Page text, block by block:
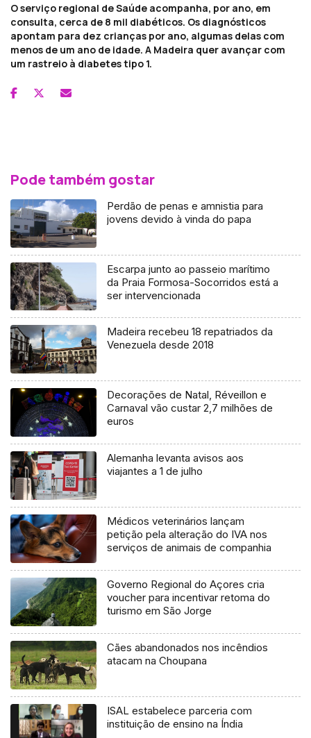
O serviço regional de Saúde acompanha, por ano, em
consulta, cerca de 8 mil diabéticos. Os diagnósticos
apontam para dez crianças por ano, algumas delas com
menos de um ano de idade. A Madeira quer avançar com
um rastreio à diabetes tipo 1.
Pode também gostar
Perdão de penas e amnistia para
jovens devido à vinda do papa
Escarpa junto ao passeio marítimo
da Praia Formosa-Socorridos está a
ser intervencionada
Madeira recebeu 18 repatriados da
Venezuela desde 2018
Decorações de Natal, Réveillon e
Carnaval vão custar 2,7 milhões de
euros
Alemanha levanta avisos aos
viajantes a 1 de julho
Médicos veterinários lançam
petição pela alteração do IVA nos
serviços de animais de companhia
Governo Regional do Açores cria
voucher para incentivar retoma do
turismo em São Jorge
Cães abandonados nos incêndios
atacam na Choupana
ISAL estabelece parceria com
instituição de ensino na Índia